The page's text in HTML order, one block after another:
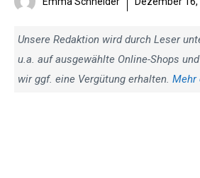
Unsere Redaktion wird durch Leser
u.a. auf ausgewählte Online-Shops
wir ggf. eine Vergütung erhalten. Mehr